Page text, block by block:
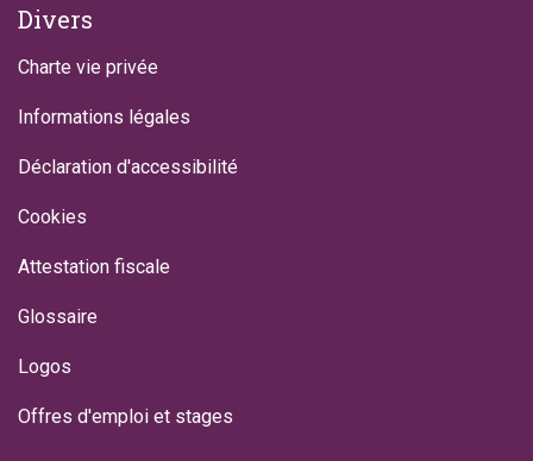
Divers
Charte vie privée
Informations légales
Déclaration d'accessibilité
Cookies
Attestation fiscale
Glossaire
Logos
Offres d'emploi et stages